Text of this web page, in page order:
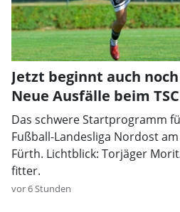
Jetzt beginnt auch
Neue Ausfälle beim
Das schwere Startprogramm
Fußball-Landesliga Nordost
Fürth. Lichtblick: Torjäger
fitter.
vor 6 Stunden